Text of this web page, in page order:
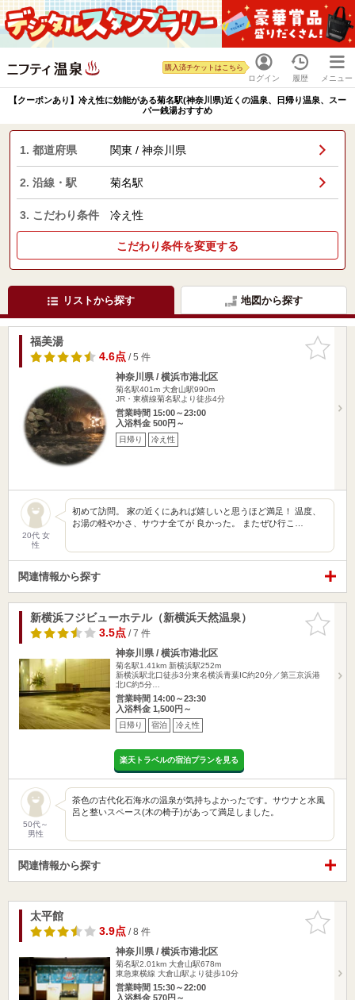
ログイン
購入済チケットはこちら
履歴 メニュー
【クーポンあり】冷え性に効能がある菊名駅(神奈川県)近くの温泉、日帰り温泉、スー
パー銭湯おすすめ
1. 都道府県 関東 / 神奈川県
2. 沿線・駅 菊名駅
3. こだわり条件 冷え性
こだわり条件を変更する
リストから探す 地図から探す
お気に入
りに追加
福美湯
4.6点/ 5 件
神奈川県 / 横浜市港北区
菊名駅401m 大倉山駅990m
JR・東横線菊名駅より徒歩4分
営業時間 15:00～23:00
入浴料金 500円～
日帰り 冷え性
20代 女
性
初めて訪問。 家の近くにあれば嬉しいと思うほど満足！ 温度、
お湯の軽やかさ、サウナ全てが 良かった。 またぜひ行こ…
関連情報から探す
お気に入
りに追加
新横浜フジビューホテル（新横浜天然温泉）
3.5点/ 7 件
神奈川県 / 横浜市港北区
菊名駅1.41km 新横浜駅252m
新横浜駅北口徒歩3分東名横浜青葉IC約20分／第三京浜港
北IC約5分…
営業時間 14:00～23:30
入浴料金 1,500円～
日帰り 宿泊 冷え性
楽天トラベルの宿泊プランを見る
50代～
男性
茶色の古代化石海水の温泉が気持ちよかったです。サウナと水風
呂と整いスペース(木の椅子)があって満足しました。
関連情報から探す
お気に入
りに追加
太平館
3.9点/ 8 件
神奈川県 / 横浜市港北区
菊名駅2.01km 大倉山駅678m
東急東横線 大倉山駅より徒歩10分
営業時間 15:30～22:00
入浴料金 570円～